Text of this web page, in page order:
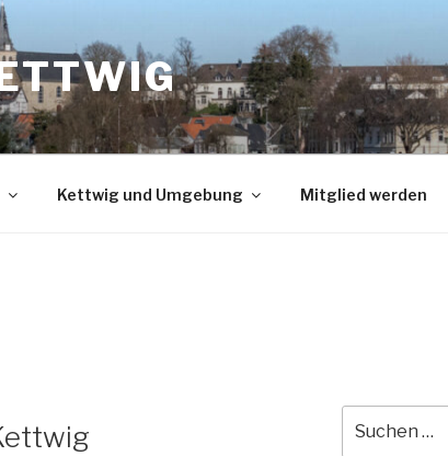
Kettwig und Umgebung Mitglied werden
nach: